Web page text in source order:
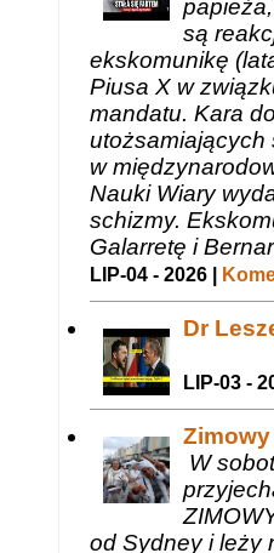
są
ekskomunikę
Piusa X w
mandatu. Kara
utożsamiających
w
Nauki Wiary
schizmy.
Galarretę i
LIP-04 - 2026 |
Dr
LIP-03 -
W
od Sydney i leży